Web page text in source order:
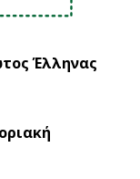
Έλληνας